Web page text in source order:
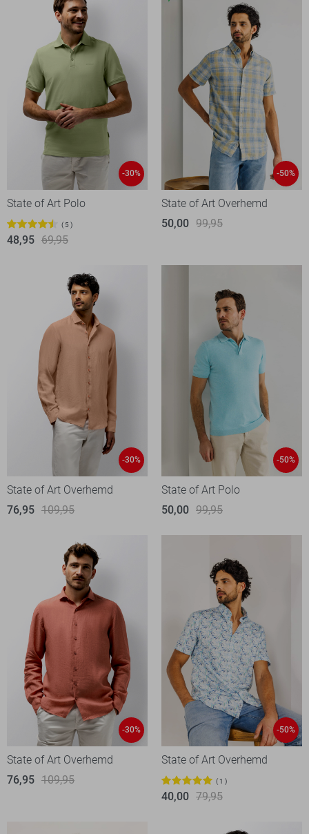
-30%
State of Art Polo
5
48,95 69,95
-50%
State of Art Overhemd
50,00 99,95
-30%
State of Art Overhemd
76,95 109,95
-50%
State of Art Polo
50,00 99,95
-30%
State of Art Overhemd
76,95 109,95
-50%
State of Art Overhemd
1
40,00 79,95